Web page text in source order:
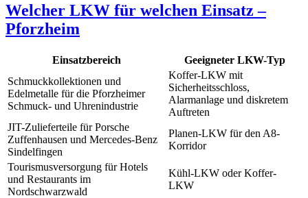
Welcher LKW für welchen Einsatz –
Pforzheim
Einsatzbereich
Geeigneter LKW-Typ
Schmuckkollektionen und
Edelmetalle für die Pforzheimer
Schmuck- und Uhrenindustrie
Koffer-LKW mit
Sicherheitsschloss,
Alarmanlage und diskretem
Auftreten
JIT-Zulieferteile für Porsche
Zuffenhausen und Mercedes-Benz
Sindelfingen
Planen-LKW für den A8-
Korridor
Tourismusversorgung für Hotels
und Restaurants im
Nordschwarzwald
Kühl-LKW oder Koffer-
LKW